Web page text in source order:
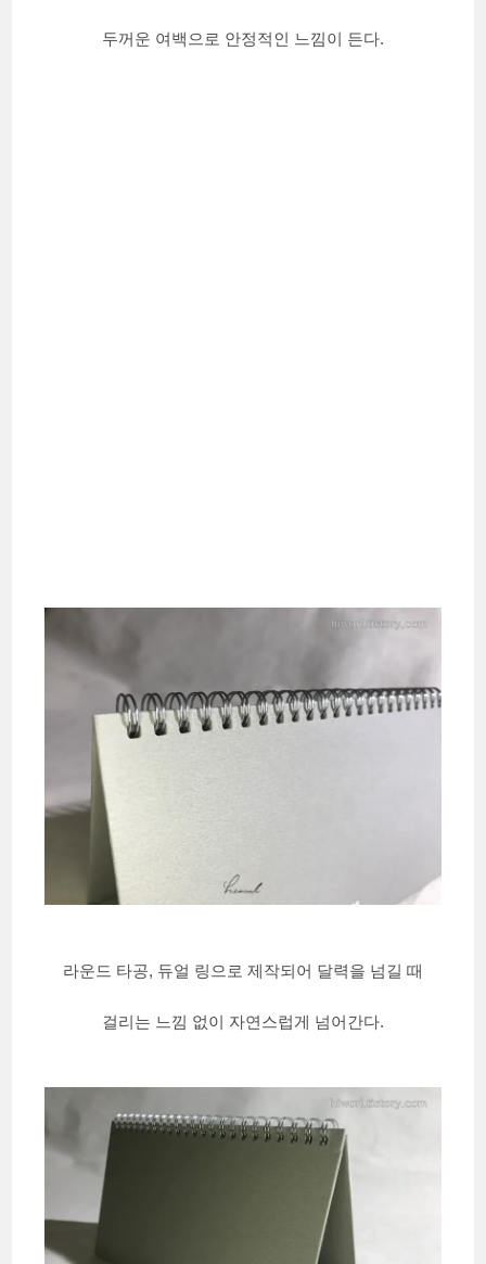
두꺼운 여백으로 안정적인 느낌이 든다.
라운드 타공, 듀얼 링으로 제작되어 달력을 넘길 때
걸리는 느낌 없이 자연스럽게 넘어간다.